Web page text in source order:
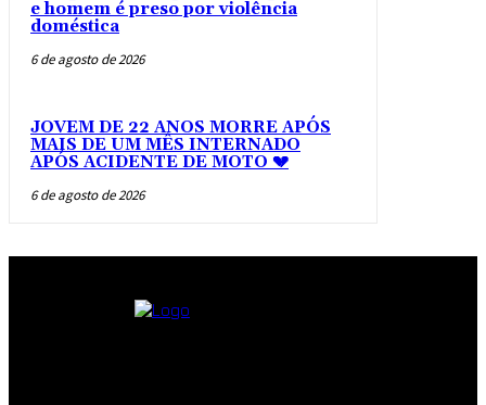
e homem é preso por violência
doméstica
6 de agosto de 2026
JOVEM DE 22 ANOS MORRE APÓS
MAIS DE UM MÊS INTERNADO
APÓS ACIDENTE DE MOTO 💔
6 de agosto de 2026